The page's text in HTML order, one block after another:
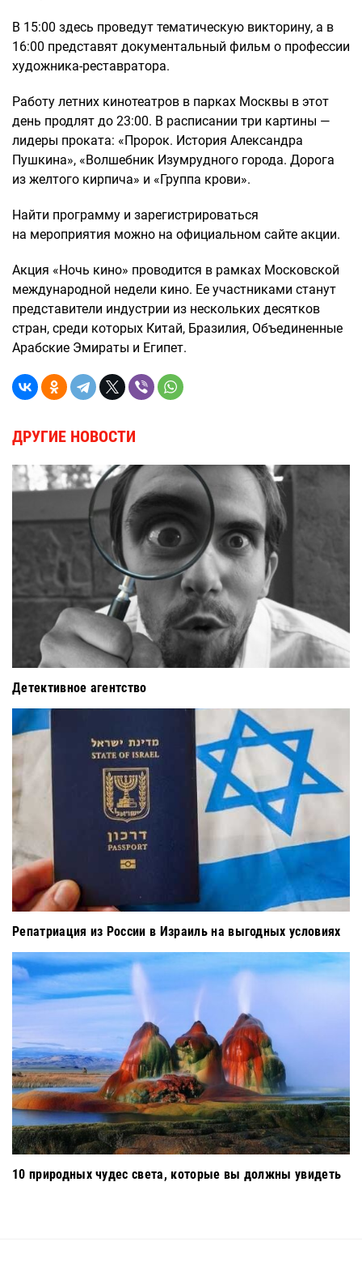
В 15:00 здесь проведут тематическую викторину, а в
16:00 представят документальный фильм о профессии
художника-реставратора.
Работу летних кинотеатров в парках Москвы в этот
день продлят до 23:00. В расписании три картины —
лидеры проката: «Пророк. История Александра
Пушкина», «Волшебник Изумрудного города. Дорога
из желтого кирпича» и «Группа крови».
Найти программу и зарегистрироваться
на мероприятия можно на официальном сайте акции.
Акция «Ночь кино» проводится в рамках Московской
международной недели кино. Ее участниками станут
представители индустрии из нескольких десятков
стран, среди которых Китай, Бразилия, Объединенные
Арабские Эмираты и Египет.
ДРУГИЕ НОВОСТИ
Детективное агентство
Репатриация из России в Израиль на выгодных условиях
10 природных чудес света, которые вы должны увидеть